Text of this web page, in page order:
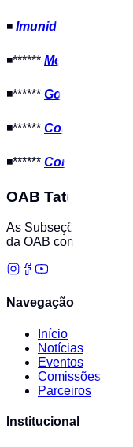
◾ Imunidades dos
◾****** Metaverso e a
◾****** Golpe do PIX
◾******
◾****** Contrato de
OAB Tatuapé
As Subseções da
da OAB com a ética
Navegação
Início
Notícias
Eventos
Comissões
Parceiros
Institucional